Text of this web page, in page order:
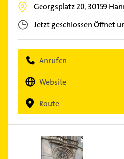
Georgsplatz 20, 30159
Jetzt geschlossenÖffnet
Anrufen
Website
Route